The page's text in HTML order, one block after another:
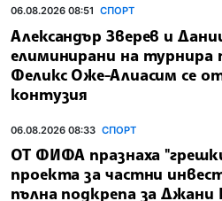
06.08.2026 08:51 СПОРТ
Александър Зверев и
елиминирани на турнира
Феликс Оже-Алиасим се
контузия
06.08.2026 08:33 СПОРТ
ОТ ФИФА празнаха
проекта за частни
пълна подкрепа за